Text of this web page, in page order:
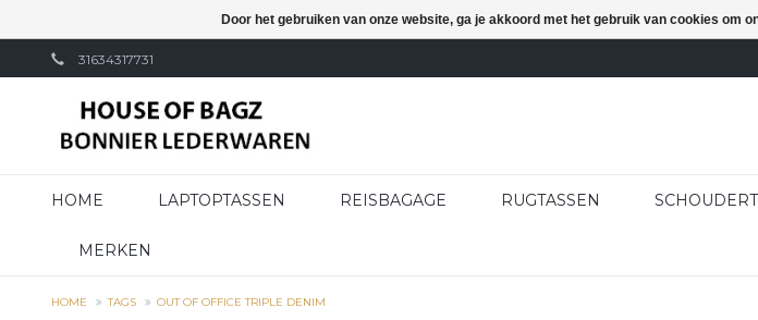
31634317731
HOME LAPTOPTASSEN REISBAGAGE RUGTASSEN
MERKEN
HOME TAGS OUT OF OFFICE TRIPLE DENIM
Door het gebruiken van onze website, ga je akkoord met het gebruik van cookies om